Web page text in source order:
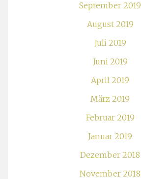
September 2019
August 2019
Juli 2019
Juni 2019
April 2019
März 2019
Februar 2019
Januar 2019
Dezember 2018
November 2018